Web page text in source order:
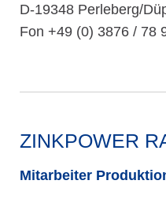
D-19348 Perleberg/
Fon +49 (0) 3876 / 78
ZINKPOWER
Mitarbeiter